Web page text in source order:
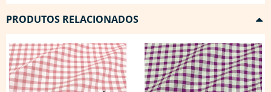
PRODUTOS RELACIONADOS